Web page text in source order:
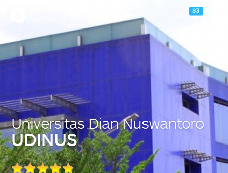
83
Universitas Dian Nuswantoro
UDINUS